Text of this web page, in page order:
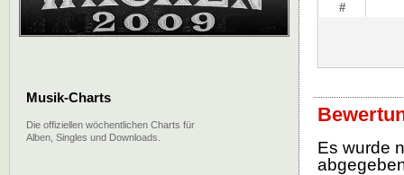
#
Es wurde
Musik-Charts
Die offiziellen wöchentlichen Charts für
Alben, Singles und Downloads.